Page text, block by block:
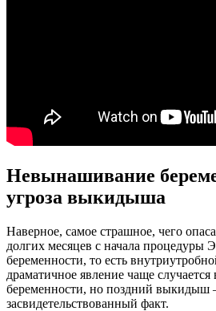
Невынашивание
угроза выкидыша
Наверное, самое страшное, чего
долгих месяцев с начала процедуры
беременности, то есть
драматичное явление чаще
беременности, но поздний
засвидетельствованный факт.